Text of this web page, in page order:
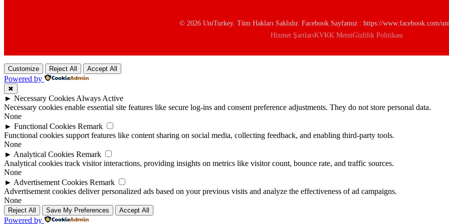
© 2026 UniTurkey. Tüm Hakları Saklıdır. Facebook Sayfamız : https://www.facebook.com/
Hizmet ŞartlarıKVKK MetniGizlilik Politikası
Customize Reject All Accept All
Powered by
✖
► Necessary CookiesAlways Active
Necessary cookies enable essential site features like secure log-ins and consent preference adjustments. They do not store personal data.
None
► Functional Cookies Remark
Functional cookies support features like content sharing on social media, collecting feedback, and enabling third-party tools.
None
► Analytical Cookies Remark
Analytical cookies track visitor interactions, providing insights on metrics like visitor count, bounce rate, and traffic sources.
None
► Advertisement Cookies Remark
Advertisement cookies deliver personalized ads based on your previous visits and analyze the effectiveness of ad campaigns.
None
Reject All Save My Preferences Accept All
Powered by